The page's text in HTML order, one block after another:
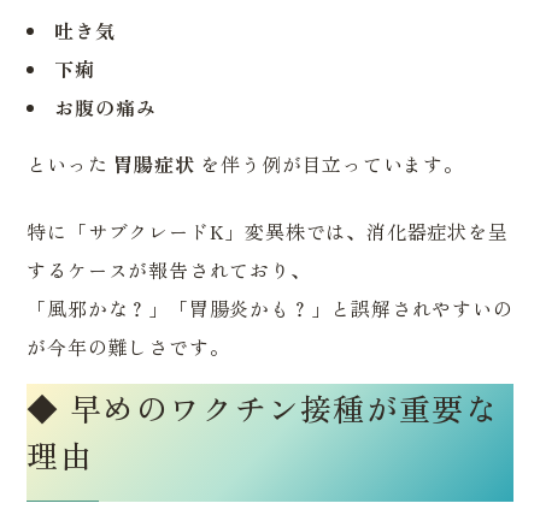
吐き気
下痢
お腹の痛み
といった 胃腸症状 を伴う例が目立っています。
特に「サブクレードK」変異株では、消化器症状を呈
するケースが報告されており、
「風邪かな？」「胃腸炎かも？」と誤解されやすいの
が今年の難しさです。
◆ 早めのワクチン接種が重要な
理由